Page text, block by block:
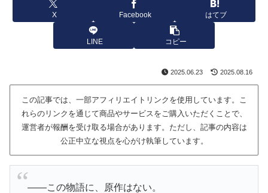
X Facebook はてブ
LINE コピー
2025.06.23 2025.08.16
この記事では、一部アフィリエイトリンクを使用しています。こ
れらのリンクを通じて商品やサービスをご購入いただくことで、
運営者が報酬を受け取る場合があります。ただし、記事の内容は
公正中立な視点を心がけ執筆しています。
——この物語に、原作はない。